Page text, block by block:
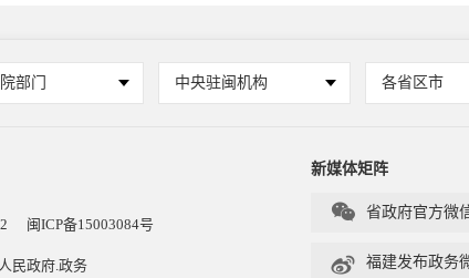
部门 中央驻闽机构 各省区市
闽ICP备15003084号
民政府.政务
新媒体矩阵
 省政府官方微
 福建发布政务